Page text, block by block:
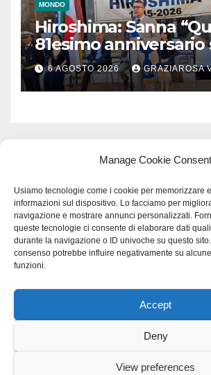
Manage Cookie Consent
Usiamo tecnologie come i cookie per memorizzare
informazioni sul dispositivo. Lo facciamo per
navigazione e mostrare annunci personalizzati.
queste tecnologie ci consente di elaborare dati
durante la navigazione o ID univoche su questo
consenso potrebbe influire negativamente su
funzioni.
Accept
Deny
View preferences
MONDO
Hiroshima: Sanna
81esimo anniversario
monito per tutti”
6 AGOSTO 2026 GRAZIAROSA
Proudly powered by WordPress|Tema:
Scienzastudio